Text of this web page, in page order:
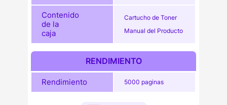
Contenido
de la
caja
Cartucho de Toner
Manual del Producto
RENDIMIENTO
Rendimiento 5000 paginas